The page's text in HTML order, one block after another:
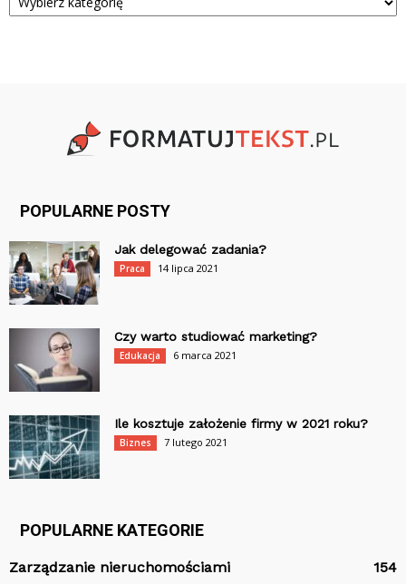
POPULARNE POSTY
Jak delegować zadania?
Praca 14 lipca 2021
Czy warto studiować marketing?
Edukacja 6 marca 2021
Ile kosztuje założenie firmy w 2021 roku?
Biznes 7 lutego 2021
POPULARNE KATEGORIE
Zarządzanie nieruchomościami 154